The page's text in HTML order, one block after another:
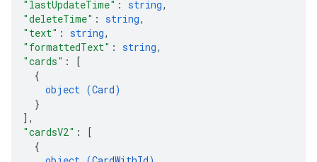
"lastUpdateTime" : string,
"deleteTime" : string,
"text" : string,
"formattedText" : string,
"cards" :
[
{
object (Card)
}
] ,
"cardsV2" :
[
{